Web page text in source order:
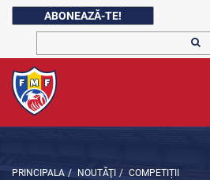
ABONEAZĂ-TE!
PRINCIPALA / NOUTĂŢI / COMPETIȚII